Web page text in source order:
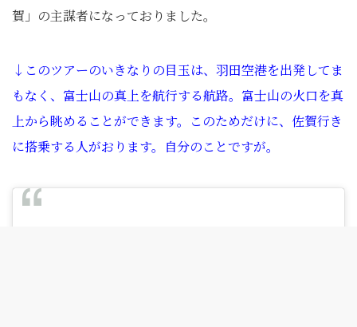
賀」の主謀者になっておりました。
↓このツアーのいきなりの目玉は、羽田空港を出発してま
もなく、富士山の真上を航行する航路。富士山の火口を真
上から眺めることができます。このためだけに、佐賀行き
に搭乗する人がおります。自分のことですが。